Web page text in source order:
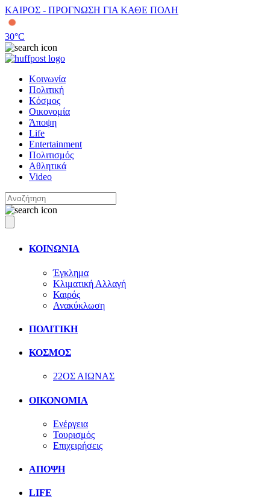
ΚΑΙΡΟΣ - ΠΡΟΓΝΩΣΗ ΓΙΑ ΚΑΘΕ ΠΟΛΗ
30°C
Κοινωνία
Πολιτική
Κόσμος
Οικονομία
Άποψη
Life
Entertainment
Πολιτισμός
Αθλητικά
Video
ΚΟΙΝΩΝΙΑ
Έγκλημα
Κλιματική Αλλαγή
Καιρός
Ανακύκλωση
ΠΟΛΙΤΙΚΗ
ΚΟΣΜΟΣ
22ΟΣ ΑΙΩΝΑΣ
ΟΙΚΟΝΟΜΙΑ
Ενέργεια
Τουρισμός
Επιχειρήσεις
ΑΠΟΨΗ
LIFE